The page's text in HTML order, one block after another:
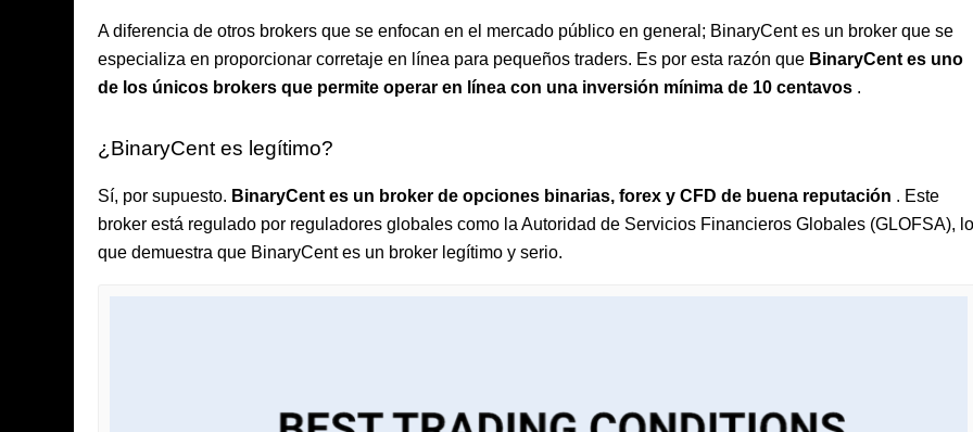
A diferencia de otros brokers que se enfocan en el mercado público en general; BinaryCent es un broker que se
especializa en proporcionar corretaje en línea para pequeños traders. Es por esta razón que BinaryCent es uno
de los únicos brokers que permite operar en línea con una inversión mínima de 10 centavos .
¿BinaryCent es legítimo?
Sí, por supuesto. BinaryCent es un broker de opciones binarias, forex y CFD de buena reputación . Este
broker está regulado por reguladores globales como la Autoridad de Servicios Financieros Globales (GLOFSA), lo
que demuestra que BinaryCent es un broker legítimo y serio.